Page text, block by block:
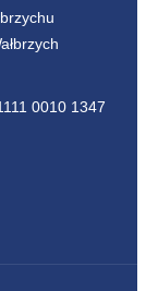
0010 1347